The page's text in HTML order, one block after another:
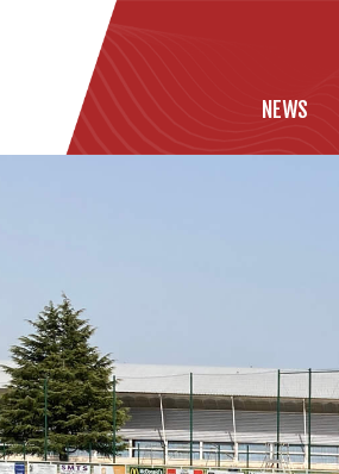
NEWS